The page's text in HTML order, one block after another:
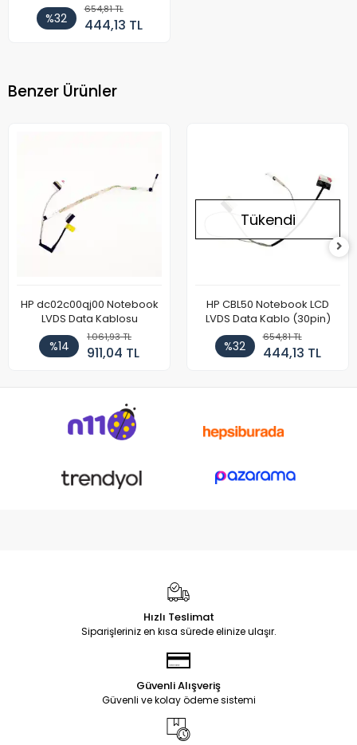
%32
654,81 TL
444,13 TL
Benzer Ürünler
HP dc02c00qj00 Notebook
LVDS Data Kablosu
%14
1.061,93 TL
911,04 TL
Tükendi
HP CBL50 Notebook LCD
LVDS Data Kablo (30pin)
%32
654,81 TL
444,13 TL
Hızlı Teslimat
Siparişleriniz en kısa sürede elinize ulaşır.
Güvenli Alışveriş
Güvenli ve kolay ödeme sistemi